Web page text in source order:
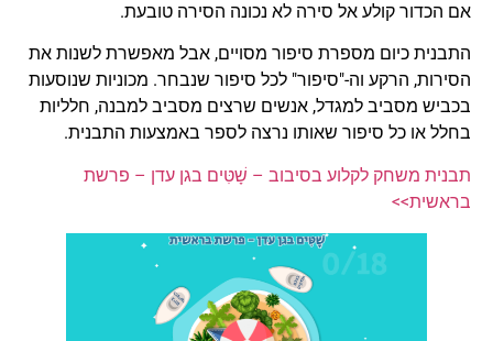
אם הכדור קולע אל סירה לא נכונה הסירה טובעת.
התבנית כיום מספרת סיפור מסויים, אבל מאפשרת לשנות את
הסירות, הרקע וה-"סיפור" לכל סיפור שנבחר. מכוניות שנוסעות
בכביש מסביב למגדל, אנשים שרצים מסביב למבנה, חלליות
בחלל או כל סיפור שאותו נרצה לספר באמצעות התבנית.
תבנית משחק לקלוע בסיבוב – שָׁטִּים בגן עדן – פרשת
בראשית>>